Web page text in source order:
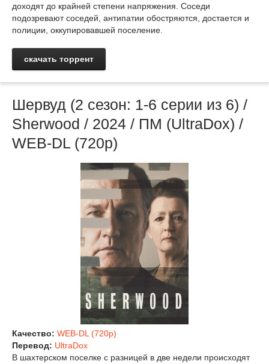
доходят до крайней степени напряжения. Соседи
подозревают соседей, антипатии обостряются, достается и
полиции, оккупировавшей поселение.
скачать торрент
Шервуд (2 сезон: 1-6 серии из 6) /
Sherwood / 2024 / ПМ (UltraDox) /
WEB-DL (720p)
Качество: WEB-DL (720p)
Перевод: UltraDox
В шахтерском поселке с разницей в две недели происходят